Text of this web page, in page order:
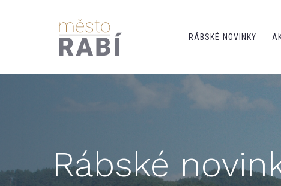
RÁBSKÉ NOVINKY
Rábské